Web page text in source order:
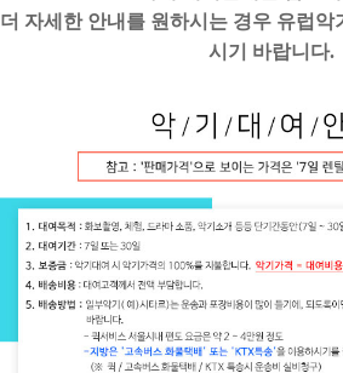
더 자세한 안내를 원하시는 경우 유럽
시기 바랍니다.